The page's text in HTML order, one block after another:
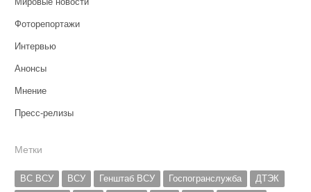
Фоторепортажи
Интервью
Анонсы
Мнение
Пресс-релизы
Метки
ВС ВСУ ВСУ Генштаб ВСУ Госпогранслужба
ДТЭК